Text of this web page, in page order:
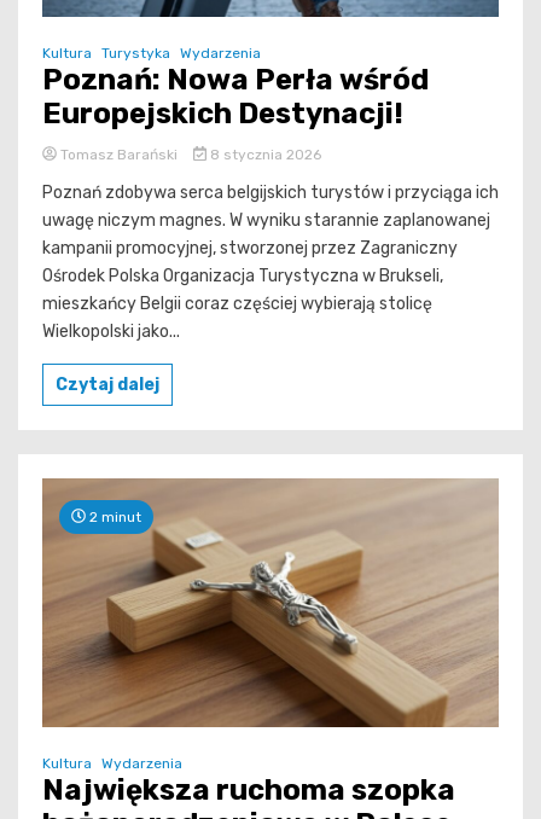
Kultura Turystyka Wydarzenia
Poznań: Nowa Perła wśród
Europejskich Destynacji!
Tomasz Barański 8 stycznia 2026
Poznań zdobywa serca belgijskich turystów i przyciąga ich
uwagę niczym magnes. W wyniku starannie zaplanowanej
kampanii promocyjnej, stworzonej przez Zagraniczny
Ośrodek Polska Organizacja Turystyczna w Brukseli,
mieszkańcy Belgii coraz częściej wybierają stolicę
Wielkopolski jako...
Czytaj dalej
2 minut
Kultura Wydarzenia
Największa ruchoma szopka